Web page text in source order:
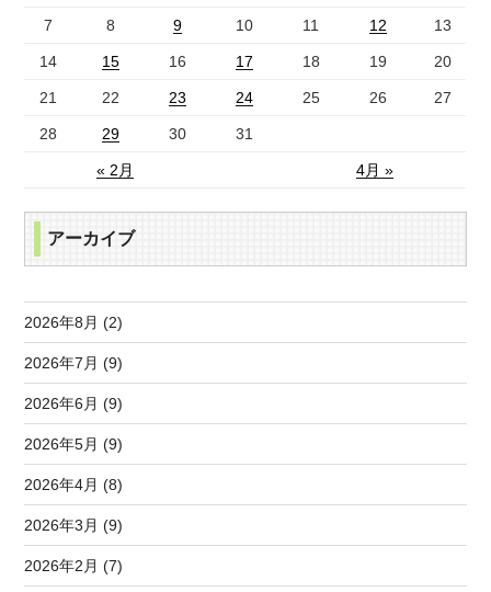
« 2月 4月 »
7 8 9 10 11 12 13
14 15 16 17 18 19 20
21 22 23 24 25 26 27
28 29 30 31
アーカイブ
2026年8月 (2)
2026年7月 (9)
2026年6月 (9)
2026年5月 (9)
2026年4月 (8)
2026年3月 (9)
2026年2月 (7)